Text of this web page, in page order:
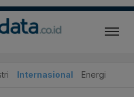
Internasional Energi